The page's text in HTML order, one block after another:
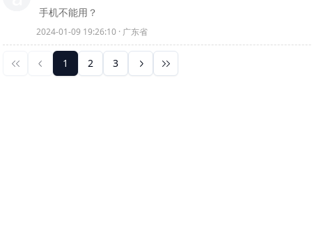
手机不能用？
2024-01-09 19:26:10 · 广东省
1 2 3